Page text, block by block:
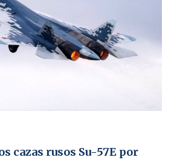
cazas rusos Su-57E por